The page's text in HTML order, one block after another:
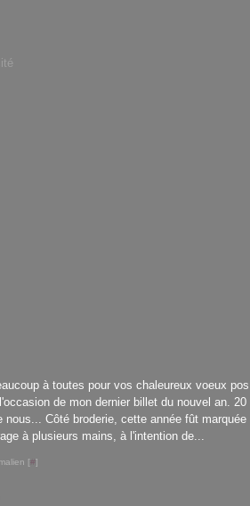
à toutes pour vos chaleureux voeux pos
de mon dernier billet du nouvel an. 20
nous... Côté broderie, cette année fût marquée
à plusieurs mains, à l'intention de...
[#]